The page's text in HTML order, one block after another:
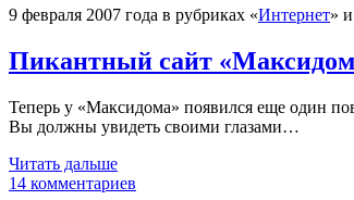
9 февраля 2007 года в рубриках «Интернет»
Пикантный сайт
Теперь у «Максидома» появился еще один
Вы должны увидеть своими глазами…
Читать дальше
14 комментариев